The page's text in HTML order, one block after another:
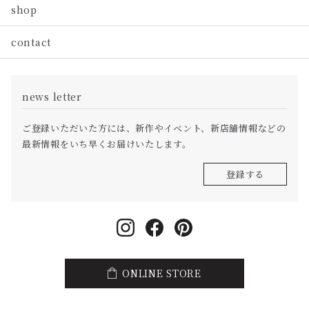
shop
contact
news letter
ご登録いただいた方には、新作やイベント、新店舗情報などの
最新情報をいち早くお届けいたします。
登録する
ONLINE STORE